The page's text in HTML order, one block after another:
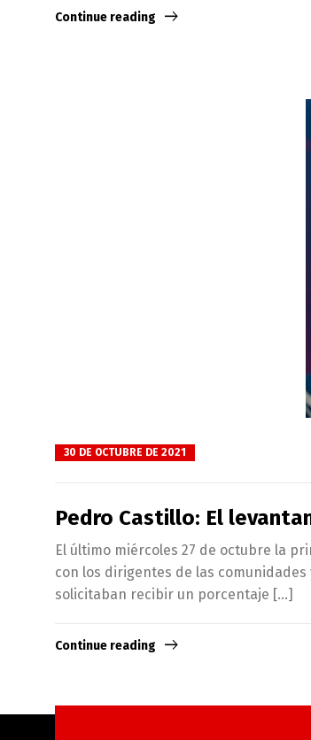
Continue reading
30 DE OCTUBRE DE 2021
Pedro Castillo: El
El último miércoles 27 de octubre la
con los dirigentes de las
solicitaban recibir un porcentaje […]
Continue reading